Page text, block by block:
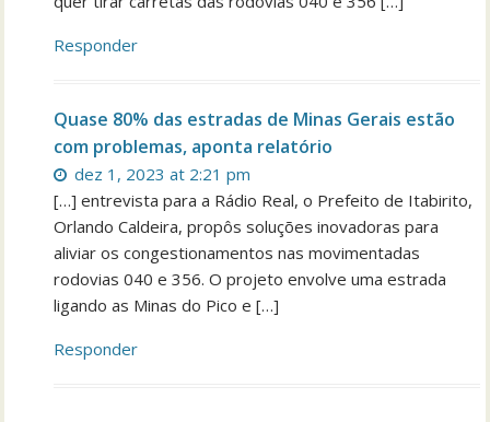
Responder
Quase 80% das estradas de Minas Gerais estão
com problemas, aponta relatório
dez 1, 2023 at 2:21 pm
[…] entrevista para a Rádio Real, o Prefeito de Itabirito,
Orlando Caldeira, propôs soluções inovadoras para
aliviar os congestionamentos nas movimentadas
rodovias 040 e 356. O projeto envolve uma estrada
ligando as Minas do Pico e […]
Responder